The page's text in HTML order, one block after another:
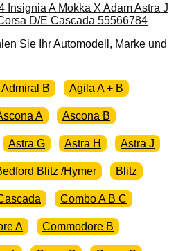
Sie Ihr Automodell, Marke und
Admiral B Agila A + B
A Ascona B
Astra G Astra H Astra J
Blitz /Hymer Blitz
Combo A B C
A Commodore B